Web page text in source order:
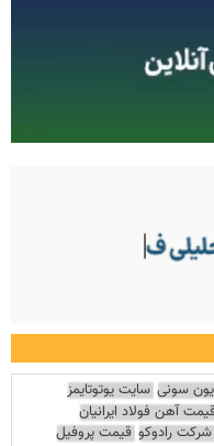
سونی سایت یوتوتایمز
آهن فولاد ایرانیان
شرکت رادوکو قیمت پروفیل